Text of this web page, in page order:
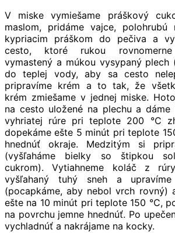
V miske vymiešame práškový
maslom, pridáme vajce, polohrubú
kypriacim práškom do pečiva a
cesto, ktoré rukou
vymastený a múkou vysypaný plech
do teplej vody, aby sa cesto
pripravíme krém a to tak, že
krém zmiešame v jednej miske.
na cesto uložené na plechu a dáme
vyhriatej rúre pri teplote 200 °C
dopekáme ešte 5 minút pri teplote
hnednúť okraje. Medzitým si
(vyšľaháme bielky so štipkou
cukrom). Vytiahneme koláč z
vyšľahaný tuhý sneh a
(pocapkáme, aby nebol vrch rovný)
ešte na 10 minút pri teplote 150 °C,
na povrchu jemne hnednúť. Po
vychladnúť a nakrájame na kocky.